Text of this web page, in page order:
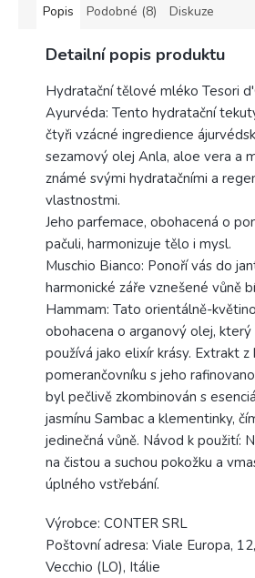
Popis Podobné (8) Diskuze
Detailní popis produktu
Hydratační tělové mléko Tesori
Ayurvéda: Tento hydratační
čtyři vzácné ingredience
sezamový olej Anla, aloe vera a
známé svými hydratačními a
vlastnostmi.
Jeho parfemace, obohacená o
pačuli, harmonizuje tělo i mysl.
Muschio Bianco: Ponoří vás do
harmonické záře vznešené vůně
Hammam: Tato orientálně-
obohacena o arganový olej,
používá jako elixír krásy. Extrakt z
pomerančovníku s jeho
byl pečlivě zkombinován s
jasmínu Sambac a klementinky,
jedinečná vůně. Návod k použití:
na čistou a suchou pokožku a
úplného vstřebání.
Výrobce: CONTER SRL
Poštovní adresa: Viale Europa,
Vecchio (LO), Itálie